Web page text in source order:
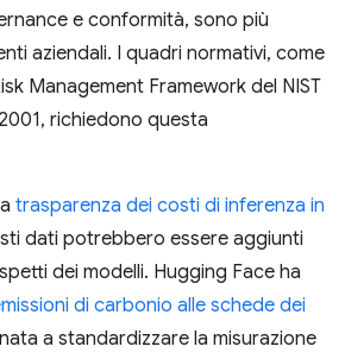
e conformità, sono più
aziendali. I quadri normativi, come
Management Framework del NIST
richiedono questa
trasparenza dei costi di inferenza in
dati potrebbero essere aggiunti
dei modelli. Hugging Face ha
di carbonio alle schede dei
a standardizzare la misurazione